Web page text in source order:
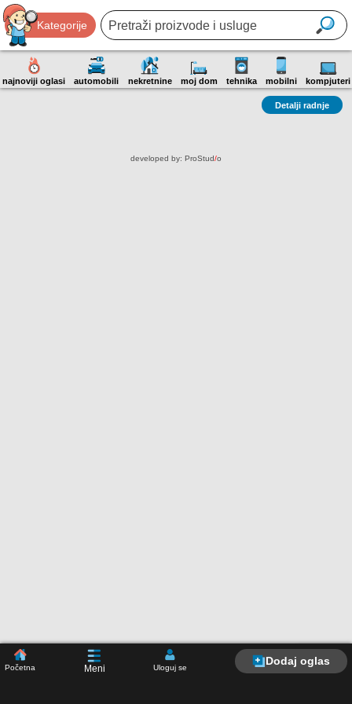
Kategorije
najnoviji oglasi automobili nekretnine moj dom tehnika mobilni kompjuteri
Početna Meni Uloguj se
Dodaj oglas
Detalji radnje
developed by: ProStud/o